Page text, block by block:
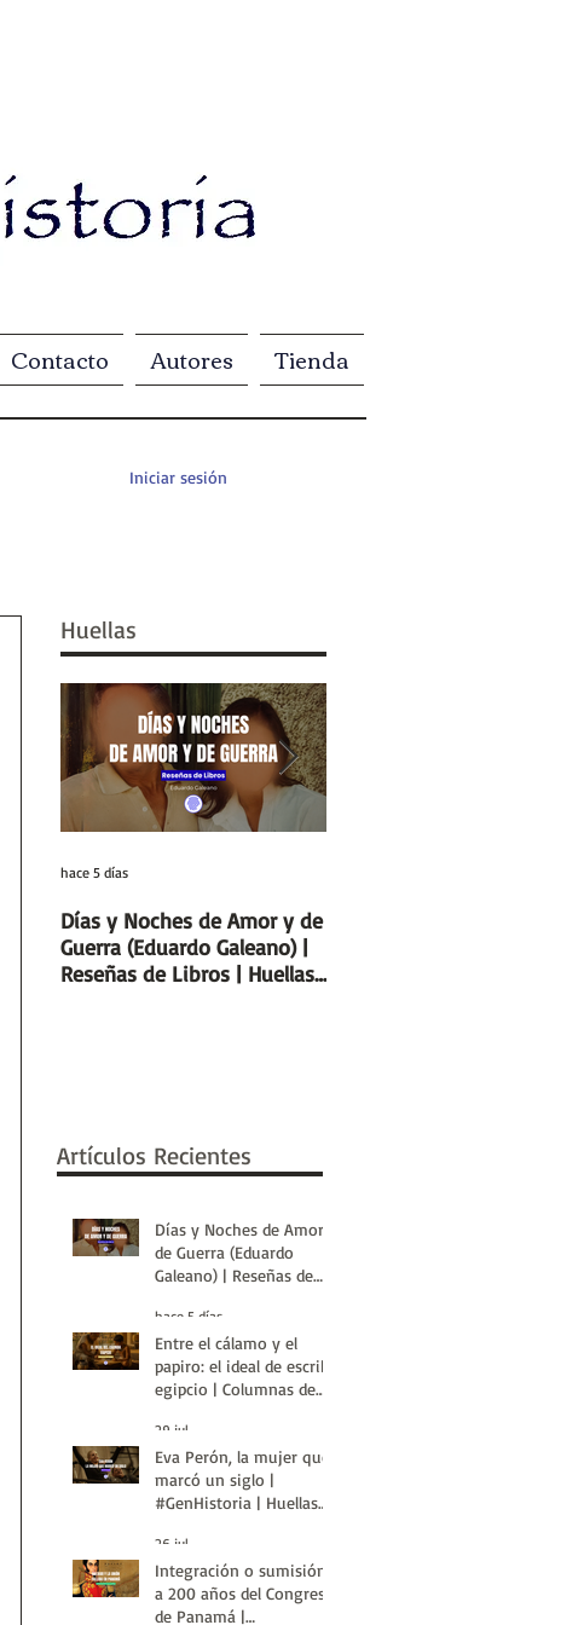
Contacto Autores Tienda
Iniciar sesión
Huellas
Días y Noches de Amor y de
Guerra (Eduardo Galeano) |
Reseñas de Libros | Huellas
hace 5 días
Artículos Recientes
Días y Noches de Amor y
de Guerra (Eduardo
Galeano) | Reseñas de
Historia
hace 5 días
Entre el cálamo y el
papiro: el ideal de escriba
egipcio | Columnas de
Historia
29 jul
Eva Perón, la mujer que
marcó un siglo |
#GenHistoria | Huellas
26 jul
Integración o sumisión:
a 200 años del Congreso
de Panamá |